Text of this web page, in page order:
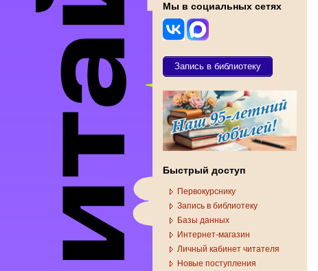
Мы в социальных сетях
Запись в библиотеку
Быстрый доступ
Первокурснику
Запись в библиотеку
Базы данных
Интернет-магазин
Личный кабинет читателя
Новые поступления